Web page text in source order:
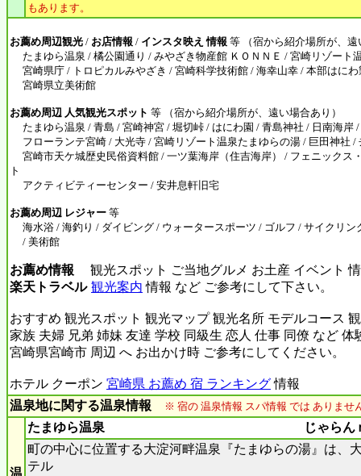
もあります。
お薦め周辺観光 / お店情報 / インスタ映え 情報 等 （宿から紹介場所が、
たまゆら温泉 / 橘公園通り / みやざき物産館 ＫＯＮＮＥ / 宮崎リゾート
宮崎県庁 / トロピカルみやざき / 宮崎科学技術館 / 海幸山幸 / 本部はにわ
宮崎県立美術館
お薦め周辺 人気観光スポット 等 （宿から紹介場所が、遠い場合あり）
たまゆら温泉 / 青島 / 宮崎神宮 / 堀切峠 / はにわ園 / 青島神社 / 日南海岸
フローランテ宮崎 / 大光寺 / 宮崎リゾート温泉たまゆらの湯 / 巨田神社 /
宮崎市天ケ城歴史民俗資料館 / 一ツ葉海岸（住吉海岸） / フェニックス
ト
アクティビティーセンター / 安井息軒旧宅
お薦め周辺 レジャー 等
海水浴 / 海釣り / ダイビング / ウォータースポーツ / ゴルフ / サイクリン
/ 美術館
お薦め情報 観光スポット ご当地グルメ お土産 イベント
楽天トラベル 観光案内 情報 など ご参考にして下さい。
おすすめ 観光スポット 観光マップ 観光名所 モデルコース
家族 夫婦 兄弟 姉妹 友達 学校 同級生 恋人 仕事 同僚 など 体
宮崎県宮崎市 周辺 へ お出かけ時 ご参考にしてください。
ホテル クーポン 宮崎県 お薦め 宿 ランキング情報
温泉地に関する温泉情報
※ 宿の 温泉情報 スパ情報 では ありませ
温
たまゆら温泉
じゃらん
町の中心に位置する大淀河畔温泉『たまゆらの湯』は、
テル